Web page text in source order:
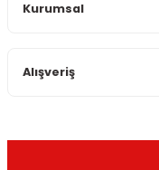
Kurumsal
Alışveriş